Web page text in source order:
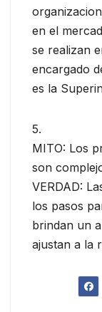
en el
se realizan
encargado
es la
5.
MITO: Los
son
VERDAD:
los pasos
brindan un
ajustan a la